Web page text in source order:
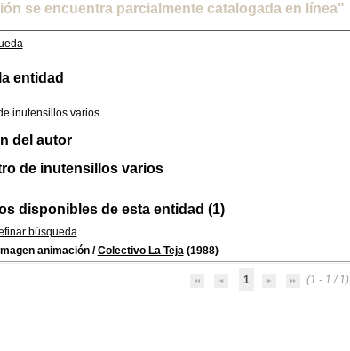
se encuentra parcialmente catalogada en línea"
entidad
inutensillos varios
del autor
de inutensillos varios
disponibles de esta entidad (1)
búsqueda
animación/Colectivo La Teja(1988)
1 (1 - 1 / 1)